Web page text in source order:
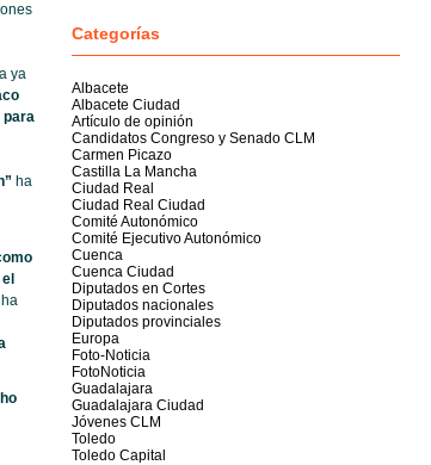
ya
para
ha
Categorías
Albacete
Albacete Ciudad
Artículo de opinión
Candidatos Congreso y Senado CLM
Carmen Picazo
Castilla La Mancha
Ciudad Real
Ciudad Real Ciudad
Comité Autonómico
Comité Ejecutivo Autonómico
Cuenca
Cuenca Ciudad
Diputados en Cortes
Diputados nacionales
Diputados provinciales
Europa
Foto-Noticia
FotoNoticia
Guadalajara
Guadalajara Ciudad
Jóvenes CLM
Toledo
Toledo Capital